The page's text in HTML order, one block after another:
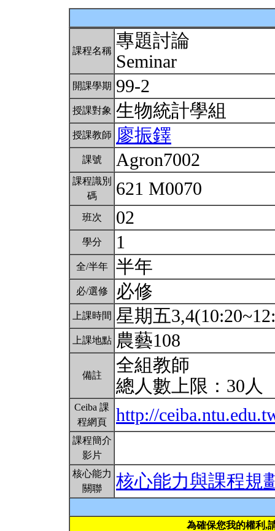
課程名稱 專題討論
Seminar
開課學期 99-2
授課對象 生物統計學組
授課教師 廖振鐸
課號 Agron7002
課程識別
碼
621 M0070
班次 02
學分 1
全/半年 半年
必/選修 必修
上課時間 星期五
上課地點 農藝108
備註
全組教師
總人數上限：30人
Ceiba 課
程網頁
http://
課程簡介
影片
核心能力
關聯
核心能力與課程規
為確保您我的權利,